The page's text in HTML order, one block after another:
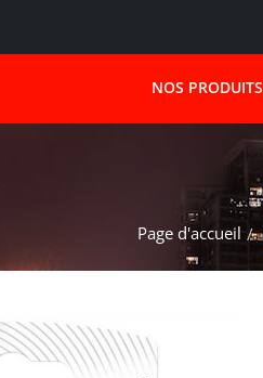
NOS PRODUITS
Page d'accueil